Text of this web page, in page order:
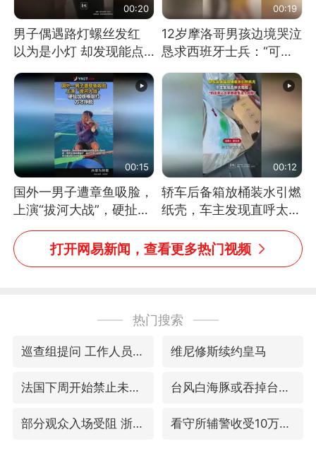
00:20
男子偶遇路灯螺丝发红
以为是小灯 却发现能点
燃香烟 当事人：已报警
处理
00:19
12岁摩洛哥男孩边境哭泣
恳求西班牙士兵：“可不
可以不要把我遣返回国”
00:15
国外一男子遭章鱼吸脸，
上演“拔河大战”，硬扯加
铁棒敲打方才挣脱
00:12
轿车后备箱放桶装水引燃
纸壳，车主发现直呼太危
险，“拍出来让大家都避
免这个危险”
打开网易新闻，查看更多热门视频
热门搜索
巡查组提问 工作人员偷用手机查答案 维尼修斯续约皇马
法国下周开始禁止未经同意的电话营销 台风白海豚或吞掉台风鲸鱼
部分观众入场受阻 浙江省博物馆致歉 看守所辅警收受10万获刑1年